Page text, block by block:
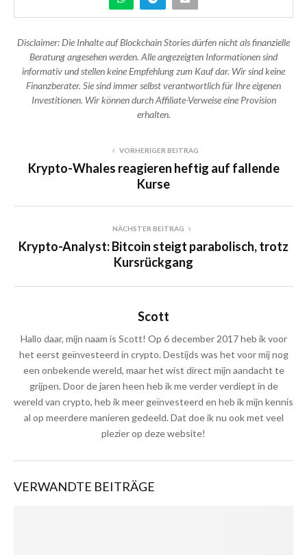
Disclaimer: Die Inhalte auf Blockchain Stories dürfen nicht als finanzielle
Beratung angesehen werden. Alle angezeigten Informationen sind
informativ und stellen keine Empfehlung zum Kauf dar. Wir sind keine
Finanzberater. Sie sind immer selbst verantwortlich für Ihre eigenen
Investitionen. Wir können durch Affiliate-Verweise eine Provision
erhalten.
VORHERIGER BEITRAG
Krypto-Whales reagieren heftig auf fallende
Kurse
NÄCHSTER BEITRAG
Krypto-Analyst: Bitcoin steigt parabolisch, trotz
Kursrückgang
Scott
Hallo daar, mijn naam is Scott! Op 6 december 2017 heb ik voor
het eerst geïnvesteerd in crypto. Destijds was het voor mij nog
een onbekende wereld, maar het wist direct mijn aandacht te
grijpen. Door de jaren heen heb ik me verder verdiept in de
wereld van crypto, heb ik meer geïnvesteerd en heb ik mijn kennis
al op meerdere manieren gedeeld. Dat doe ik nu ook met veel
plezier op deze website!
VERWANDTE BEITRÄGE